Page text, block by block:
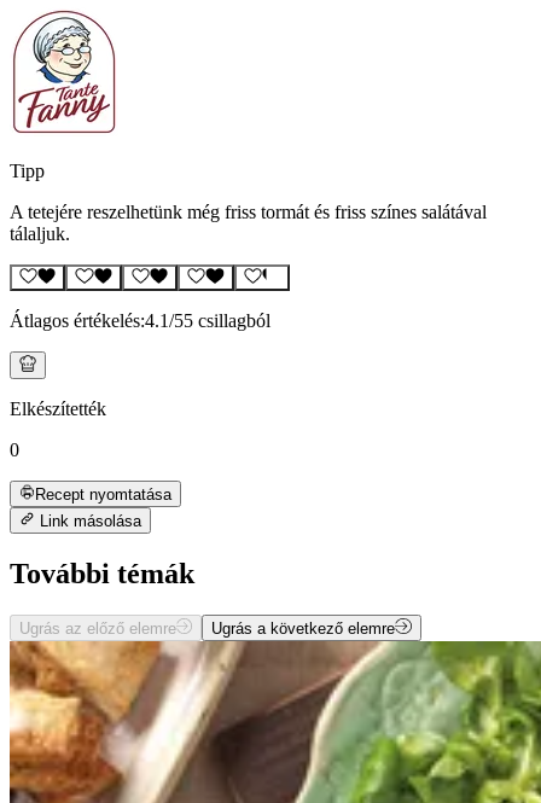
Tipp
A tetejére reszelhetünk még friss tormát és friss színes salátával
tálaljuk.
Átlagos értékelés:4.1/55 csillagból
Elkészítették
0
Recept nyomtatása
Link másolása
További témák
Ugrás az előző elemre Ugrás a következő elemre